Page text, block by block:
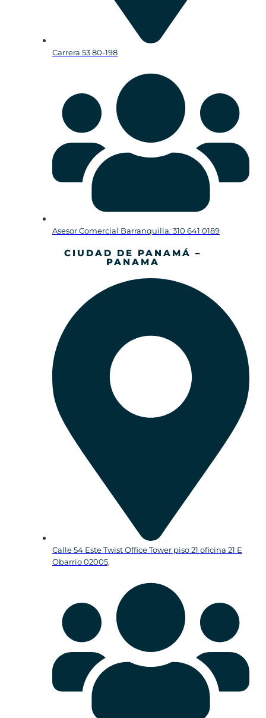
Carrera 53 80-198
Asesor Comercial Barranquilla: 310 641 0189
CIUDAD DE PANAMÁ –
PANAMA
Calle 54 Este Twist Office Tower piso 21 oficina 21 E
Obarrio 02005,